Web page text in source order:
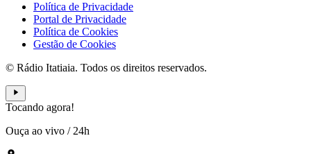
Política de Privacidade
Portal de Privacidade
Política de Cookies
Gestão de Cookies
© Rádio Itatiaia. Todos os direitos reservados.
Tocando agora!
Ouça ao vivo / 24h